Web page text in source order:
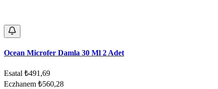
Ocean Microfer Damla 30 Ml 2 Adet
Esatal ₺491,69
Eczhanem ₺560,28